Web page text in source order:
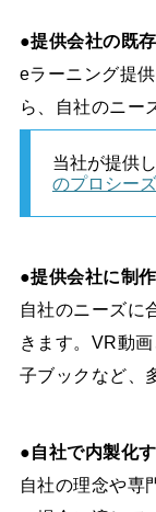
●提供会社の既
eラーニング提
ら、自社のニー
当社が提供
のプロシーズ
●提供会社に制
自社のニーズに
きます。VR動
子ブックなど、
●自社で内製化
自社の理念や専